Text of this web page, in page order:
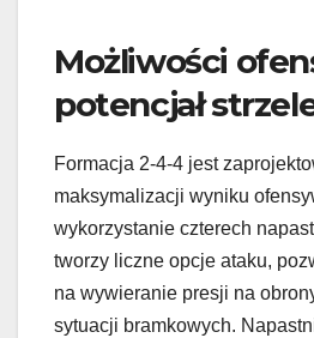
Możliwości
potencjał
Formacja 2-4-4 jest
maksymalizacji wyniku
wykorzystanie czterech
tworzy liczne opcje ataku,
na wywieranie presji na
sytuacji bramkowych.